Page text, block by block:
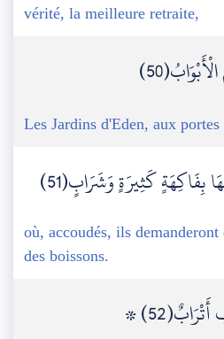
vérité, la meilleure retraite,
Les Jardins d'Eden, aux
كَثِيرَةٍ وَشَرَابٍ(51)
où, accoudés, ils
des boissons.